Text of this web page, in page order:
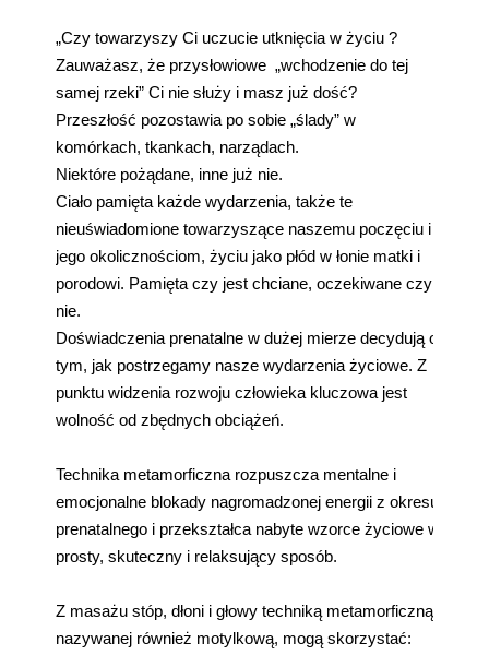
„Czy towarzyszy Ci uczucie utknięcia w życiu ?
Zauważasz, że przysłowiowe „wchodzenie do tej
samej rzeki” Ci nie służy i masz już dość?
Przeszłość pozostawia po sobie „ślady” w
komórkach, tkankach, narządach.
Niektóre pożądane, inne już nie.
Ciało pamięta każde wydarzenia, także te
nieuświadomione towarzyszące naszemu poczęciu i
jego okolicznościom, życiu jako płód w łonie matki i
porodowi. Pamięta czy jest chciane, oczekiwane czy
nie.
Doświadczenia prenatalne w dużej mierze decydują o
tym, jak postrzegamy nasze wydarzenia życiowe. Z
punktu widzenia rozwoju człowieka kluczowa jest
wolność od zbędnych obciążeń.
Technika metamorficzna rozpuszcza mentalne i
emocjonalne blokady nagromadzonej energii z okresu
prenatalnego i przekształca nabyte wzorce życiowe w
prosty, skuteczny i relaksujący sposób.
Z masażu stóp, dłoni i głowy techniką metamorficzną,
nazywanej również motylkową, mogą skorzystać: